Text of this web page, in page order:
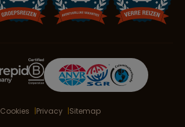
Cookies Privacy
Sitemap